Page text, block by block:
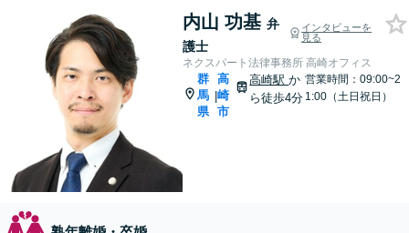
内山 功基 弁
護士
インタビューを
見る
ネクスパート法律事務所 高崎オフィス
群
馬
県
|
高
崎
市
高崎駅か
ら徒歩4分
営業時間：09:00~2
1:00（土日祝日）